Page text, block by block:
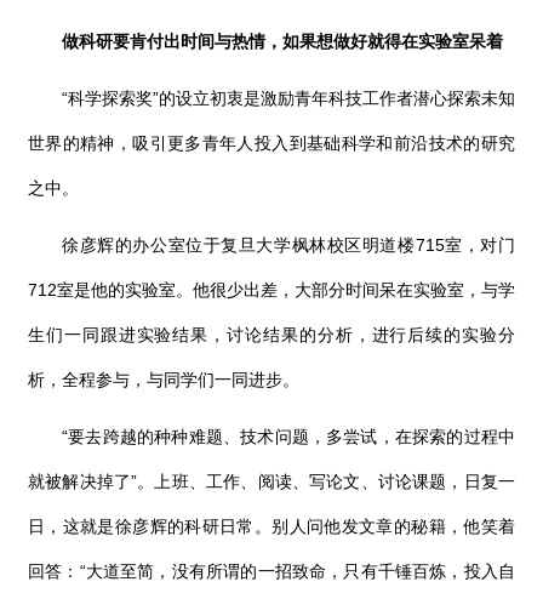
做科研要肯付出时间与热情，如果想做好就得在实验室呆着
“科学探索奖”的设立初衷是激励青年科技工作者潜心探索未知
世界的精神，吸引更多青年人投入到基础科学和前沿技术的研究
之中。
徐彦辉的办公室位于复旦大学枫林校区明道楼715室，对门
712室是他的实验室。他很少出差，大部分时间呆在实验室，与学
生们一同跟进实验结果，讨论结果的分析，进行后续的实验分
析，全程参与，与同学们一同进步。
“要去跨越的种种难题、技术问题，多尝试，在探索的过程中
就被解决掉了”。上班、工作、阅读、写论文、讨论课题，日复一
日，这就是徐彦辉的科研日常。别人问他发文章的秘籍，他笑着
回答：“大道至简，没有所谓的一招致命，只有千锤百炼，投入自